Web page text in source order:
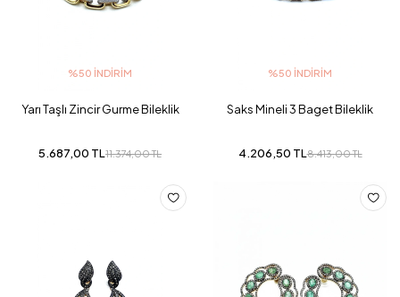
%50 İNDIRIM
Yarı Taşlı Zincir Gurme Bileklik
5.687,00 TL11.374,00 TL
%50 İNDIRIM
Saks Mineli 3 Baget Bileklik
4.206,50 TL8.413,00 TL